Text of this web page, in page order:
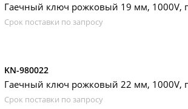
Гаечный ключ рожковый 19 мм, 1000V,
Срок поставки по запросу
KN-980022
Гаечный ключ рожковый 22 мм, 1000V,
Срок поставки по запросу